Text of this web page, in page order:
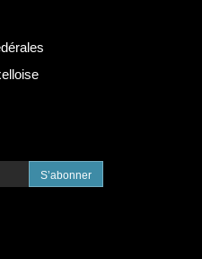
S’abonner